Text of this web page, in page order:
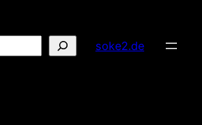
soke2.de